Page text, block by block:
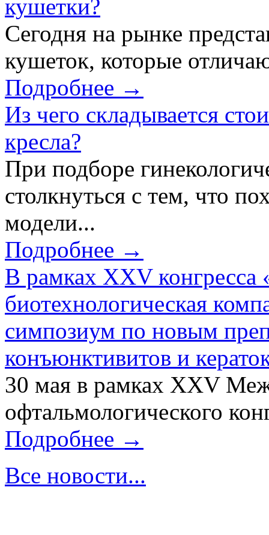
кушетки?
Сегодня на рынке
кушеток, которые
Подробнее →
Из чего складывается
кресла?
При подборе
столкнуться с тем, что
модели...
Подробнее →
В рамках XXV конгресса
биотехнологическая
симпозиум по новым
конъюнктивитов и
30 мая в рамках XXV
офтальмологического
Подробнее →
Все новости...